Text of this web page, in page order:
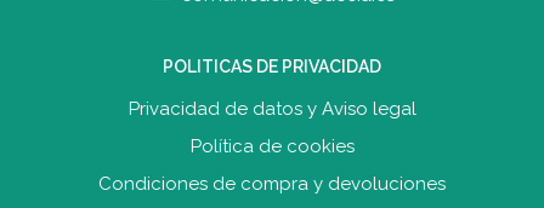
POLITICAS DE PRIVACIDAD
Privacidad de datos y Aviso legal
Política de cookies
Condiciones de compra y devoluciones